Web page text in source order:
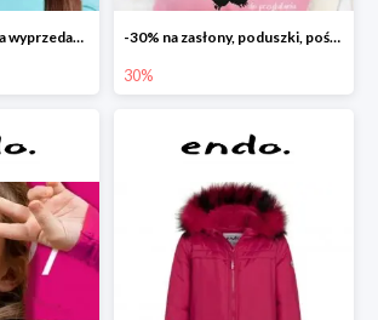
Dodatkowe -15% na wyprzedaż do -70% -30% na zasłony, poduszki, pościele dla dzieci
30%